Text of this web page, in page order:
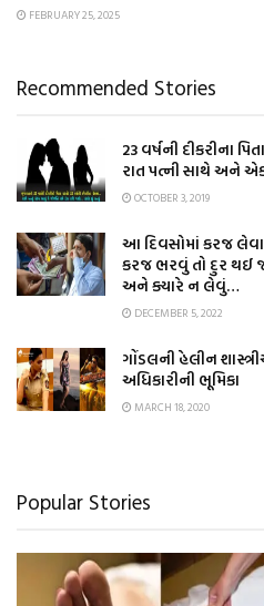
FEBRUARY 25, 2025
Recommended Stories
23 વર્ષની દીકરીના
રાત પત્ની સાથે અને
OCTOBER 3, 2019
આ દિવસોમાં કરજ
કરજ ભરવું તો દુર થઈ
અને ક્યારે ન લેવું…
DECEMBER 5, 2022
ગોંડલની હેલીન
અધિકારીની ભૂમિકા
MARCH 18, 2020
Popular Stories